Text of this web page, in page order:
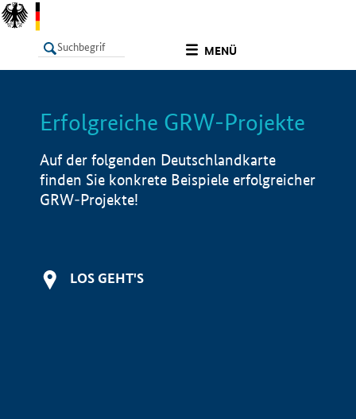
MENÜ
LISTE Info
Erfolgreiche GRW-Projekte
Auf der folgenden Deutschlandkarte
finden Sie konkrete Beispiele erfolgreicher
GRW-Projekte!
LOS GEHT'S